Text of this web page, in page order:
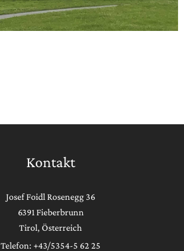
Kontakt
Josef Foidl Rosenegg 36
6391 Fieberbrunn
Tirol, Österreich
Telefon: +43/5354-5 62 25